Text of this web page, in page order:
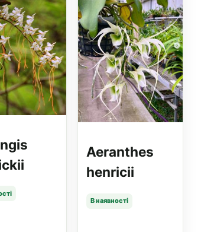
Aeranthes
henricii
В наявності